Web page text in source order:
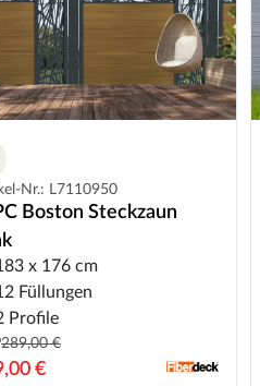
Nr.: L7110950
Boston Steckzaun
x 176 cm
Füllungen
Profile
289,00 €
€